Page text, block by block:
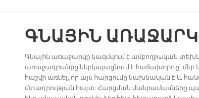
ԳՆԱՅԻՆ
Գնային առաջարկը կազմվում է ամբողջական
առաջադրանքը ներկայացնում է հաճախորդը`
հաշվի առնել, որ այս հարցումը նախնական է և
մտադրության հայտ: Հարցման մանրամասները